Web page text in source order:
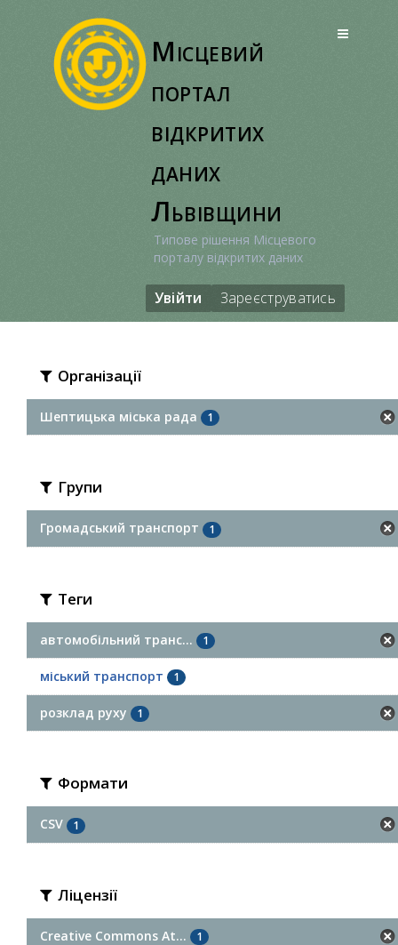
Місцевий
портал
відкритих
даних
Львівщини
Типове рішення Місцевого
порталу відкритих даних
Увійти Зареєструватись
Організації
Шептицька міська рада 1
Групи
Громадський транспорт 1
Теги
автомобільний транс... 1
міський транспорт 1
розклад руху 1
Формати
CSV 1
Ліцензії
Creative Commons At... 1